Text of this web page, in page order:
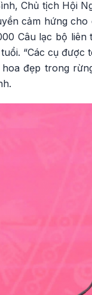
Chủ tịch Hội
cảm hứng
Câu lạc bộ
“Các cụ
đẹp trong